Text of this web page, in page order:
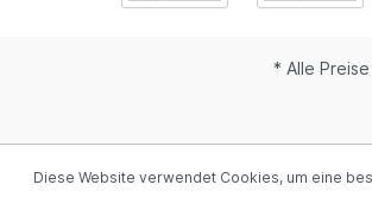
* Alle
Diese Website verwendet Cookies, um eine